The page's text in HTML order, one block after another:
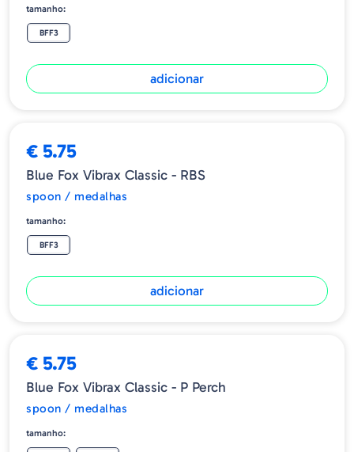
tamanho:
BFF3
adicionar
€ 5.75
Blue Fox Vibrax Classic - RBS
spoon / medalhas
tamanho:
BFF3
adicionar
€ 5.75
Blue Fox Vibrax Classic - P Perch
spoon / medalhas
tamanho: